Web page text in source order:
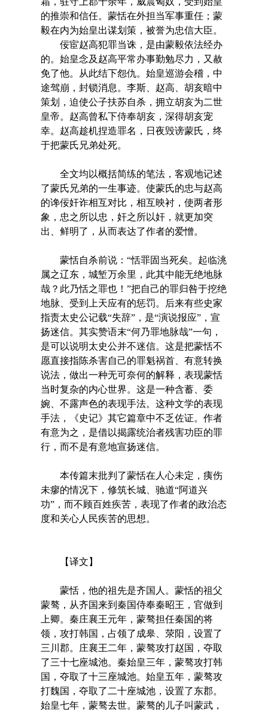
的推崇和信任。蒙恬在外担当军事重任；蒙
毅在内为始皇出谋划策，被誉为忠信大臣。
佞宦赵高犯罪当诛，是由蒙毅依法经办
的。始皇念及赵高平常办事勤勉尽力，又赦
免了他。从此结下怨仇。始皇巡游会稽，中
途驾崩，封锁消息。李斯、赵高、胡亥暗中
策划，迫使公子扶苏自杀，拥立胡亥为二世
皇帝。赵高曾私下侍奉胡亥，深得胡亥宠
幸。赵高趁机捏造罪名，日夜毁谤蒙氏，终
于把蒙氏兄弟处死。
全文均以概括简练的笔法，客观地记述
了蒙氏兄弟的一生事迹。使蒙氏的忠与赵高
的谗佞奸诈相互对比，相互映衬，使两者形
象，忠之所以忠，奸之所以奸，就更加突
出、鲜明了，从而表达了作者的爱憎。
蒙恬自杀前说：“恬罪固当死矣。起临洮
属之辽东，城堑万余里，此其中能无绝地脉
哉？此乃恬之罪也！”把自己的罪归咎于挖绝
地脉、受到上天应有的惩罚。后来有些史家
指责太史公记载“失辞”，是“演说报应”，宣
扬迷信。其实赞语末“何乃罪地脉哉”一句，
是可以说明太史公并不迷信。这是把蒙恬不
愿直接指陈杀害自己的罪魁祸首、有意转换
说法，做出一种无可奈何的解释，表现蒙恬
当时复杂的内心世界。这是一种含蓄、委
婉、不露声色的表现手法。这种文学的表现
手法，《史记》其它篇章中不乏佐证。作者
有意为之，是借以揭露统治者残害功臣的罪
行，而不是有意地宣扬迷信。
本传篇末批判了蒙恬在人心未定，痍伤
未瘳的情况下，修筑长城、驰道“阿道兴
功”，而不顾百姓疾苦，表现了作者的政治态
度和关心人民疾苦的思想。
【译文】
蒙恬，他的祖先是齐国人。蒙恬的祖父
蒙骜，从齐国来到秦国侍奉秦昭王，官做到
上卿。秦庄襄王元年，蒙骜担任秦国的将
领，攻打韩国，占领了成皋、荥阳，设置了
三川郡。庄襄王二年，蒙骜攻打赵国，夺取
了三十七座城池。秦始皇三年，蒙骜攻打韩
国，夺取了十三座城池。始皇五年，蒙骜攻
打魏国，夺取了二十座城池，设置了东郡。
始皇七年，蒙骜去世。蒙骜的儿子叫蒙武，